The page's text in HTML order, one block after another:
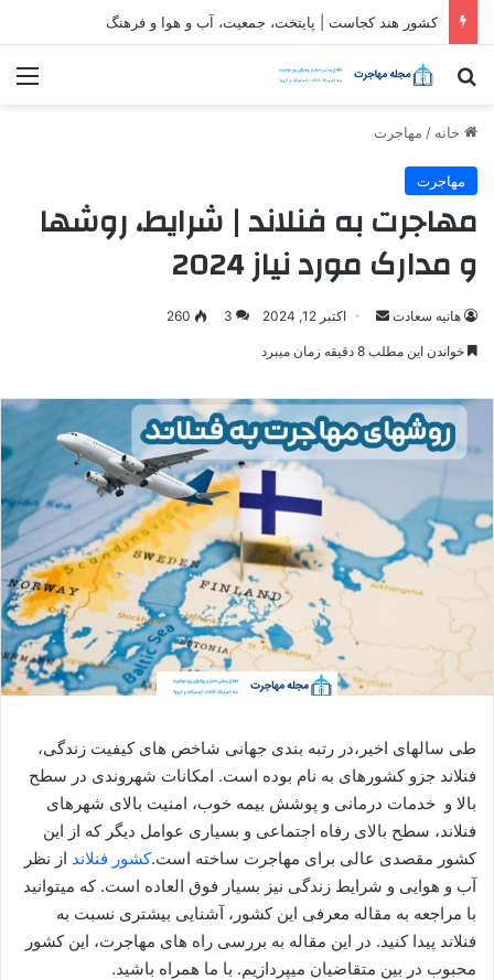
ثبت شرکت در قطر| شرایط و مراحل تاسیس شرکت در قطر
جستجو برای
خانه / مهاجرت
مهاجرت
مهاجرت به فنلاند | شرایط، روشها
و مدارک مورد نیاز 2024
هانیه سعادت
ارسالاکتبر 12, 2024 3
260
خواندن این مطلب 8 دقیقه زمان میبرد
طی سالهای اخیر،در رتبه بندی جهانی شاخص های کیفیت زندگی،
فنلاند جزو کشورهای به نام بوده است. امکانات شهروندی در سطح
بالا و خدمات درمانی و پوشش بیمه خوب، امنیت بالای شهرهای
فنلاند، سطح بالای رفاه اجتماعی و بسیاری عوامل دیگر که از این
کشور مقصدی عالی برای مهاجرت ساخته است.کشور فنلاند از نظر
آب و هوایی و شرایط زندگی نیز بسیار فوق العاده است. که میتوانید
با مراجعه به مقاله معرفی این کشور، آشنایی بیشتری نسبت به
فنلاند پیدا کنید. در این مقاله به بررسی راه های مهاجرت، این کشور
محبوب در بین متقاضیان میپردازیم. با ما همراه باشید.